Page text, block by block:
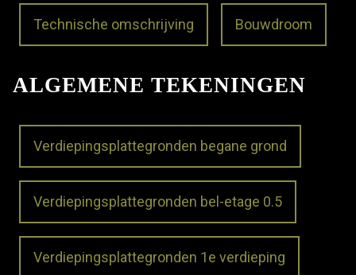
Technische omschrijving Bouwdroom
ALGEMENE TEKENINGEN
Verdiepingsplattegronden begane grond
Verdiepingsplattegronden bel-etage 0.5
Verdiepingsplattegronden 1e verdieping